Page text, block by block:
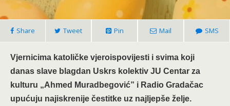
Share Tweet Pin Mail SMS
Vjernicima katoličke vjeroispovijesti i svima koji
danas slave blagdan Uskrs kolektiv JU Centar za
kulturu „Ahmed Muradbegović” i Radio Gradačac
upućuju najiskrenije čestitke uz najljepše želje.